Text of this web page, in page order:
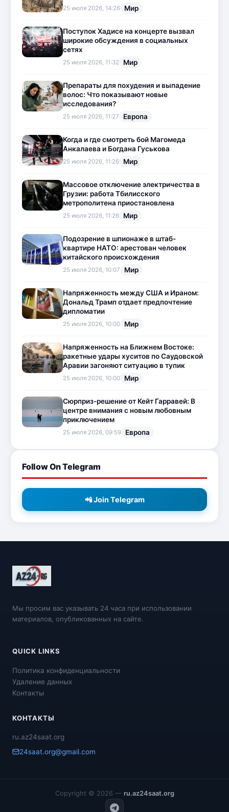
25 июля 2026, 14:26 Мир
Поступок Хадисе на концерте вызвал
широкие обсуждения в социальных
сетях
25 июля 2026, 11:32 Мир
Препараты для похудения и выпадение
волос: Что показывают новые
исследования?
25 июля 2026, 11:27 Европа
Когда и где смотреть бой Магомеда
Анкалаева и Богдана Гуськова
25 июля 2026, 11:26 Мир
Массовое отключение электричества в
Грузии: работа Тбилисского
метрополитена приостановлена
25 июля 2026, 11:26 Мир
Подозрение в шпионаже в штаб-
квартире НАТО: арестован человек
китайского происхождения
25 июля 2026, 10:07 Мир
Напряженность между США и Ираном:
Дональд Трамп отдает предпочтение
дипломатии
25 июля 2026, 10:00 Мир
Напряженность на Ближнем Востоке:
ракетные удары хуситов по Саудовской
Аравии загоняют ситуацию в тупик
25 июля 2026, 10:00 Мир
Сюрприз-решение от Кейт Гарравей: В
центре внимания с новым любовным
приключением
25 июля 2026, 09:59 Европа
Follow On Telegram
📲 Join Telegram
Мы просим вас указывать 24 часа при использовании
материалов, опубликованных на сайте.
QUICK LINKS
Политика конфиденциальности
Удаление данных
Контакты
КОНТАКТЫ
ru.az24saat.org
24saat.org@gmail.com
Copyright © 2026 — ru.az24saat.org